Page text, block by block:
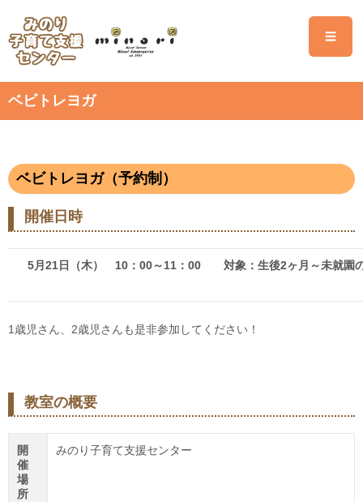
☰
ベビトレヨガ
ベビトレヨガ（予約制）
開催日時
5月21日（木） 10：00～11：00 対象：生後2ヶ月～未就園
1歳児さん、2歳児さんも是非参加してください！
教室の概要
開
催
場
所
みのり子育て支援センター